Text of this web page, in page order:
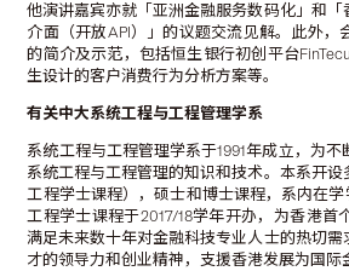
他演讲嘉宾亦就「亚洲金融服务数码化」和「
介面（开放API）」的议题交流见解。此外，
的简介及示范，包括恒生银行初创平台
生设计的客户消费行为分析方案等。
有关中大系统工程与工程管理学系
系统工程与工程管理学系于1991年成立，为
系统工程与工程管理的知识和技术。本系开设
工程学士课程），硕士和博士课程，系内在
工程学士课程于2017/18学年开办，为香港首
满足未来数十年对金融科技专业人士的热切
才的领导力和创业精神，支援香港发展为国际